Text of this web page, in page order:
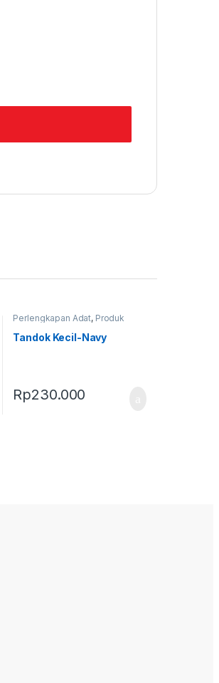
Perlengkapan Adat, Produk
Terbaru
Tandok
Tandok Kecil-Navy
Rp230.000